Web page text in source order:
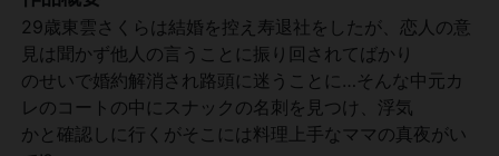
29歳東雲さくらは結婚を控え寿退社をしたが、恋人の意
見は聞かず他人の言うことに振り回されてばかり
のせいで婚約解消され路頭に迷うことに…そんな中元カ
レのコートの中にスナックの名刺を見つけ、浮気
かと確認しに行くがそこには料理上手なママの真夜がい